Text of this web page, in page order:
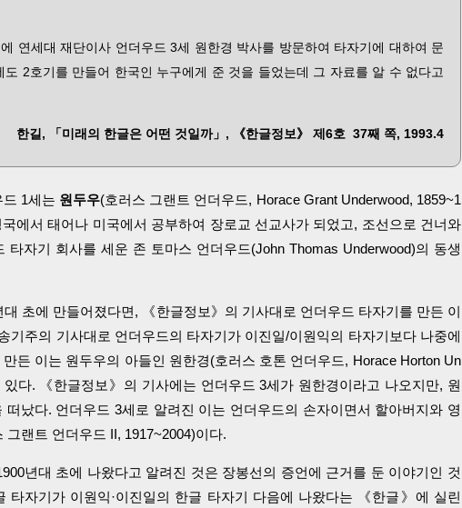
연세대 재단이사 언더우드 3세 원한경 박사를 방문하여 타자기에 대하여 문
2호기를 만들어 한국인 누구에게 준 것을 들었는데 그 자료를 알 수 없다고
한길, 「미래의 한글은 어떤 것일까」, 《한글정보》 제6호 37째 쪽, 1993.4
1세는 원두우(호러스 그랜트 언더우드, Horace Grant Underwood, 1859~1
에서 태어나 미국에서 공부하여 장로교 선교사가 되었고, 조선으로 건너와
타자기 회사를 세운 존 토마스 언더우드(John Thomas Underwood)의 동생
초에 만들어졌다면, 《한글정보》의 기사대로 언더우드 타자기를 만든 이
기주의 기사대로 언더우드의 타자기가 이진일/이원익의 타자기보다 나중에
든 이는 원두우의 아들인 원한경(호러스 호톤 언더우드, Horace Horton Un
다. 《한글정보》의 기사에는 언더우드 3세가 원한경이라고 나오지만, 원
떠났다. 언더우드 3세로 알려진 이는 언더우드의 손자이면서 할아버지와 영
랜트 언더우드 II, 1917~2004)이다.
년대 초에 나왔다고 알려진 것은 장봉선의 증언에 근거를 둔 이야기인 것
타자기가 이원익·이진일의 한글 타자기 다음에 나왔다는 《한글》에 실린